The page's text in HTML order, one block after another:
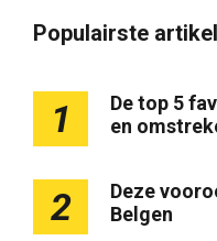
Populairste
1
De top 5
en
2
Deze
Belgen